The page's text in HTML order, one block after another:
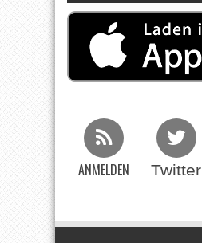
ANMELDEN Twitter